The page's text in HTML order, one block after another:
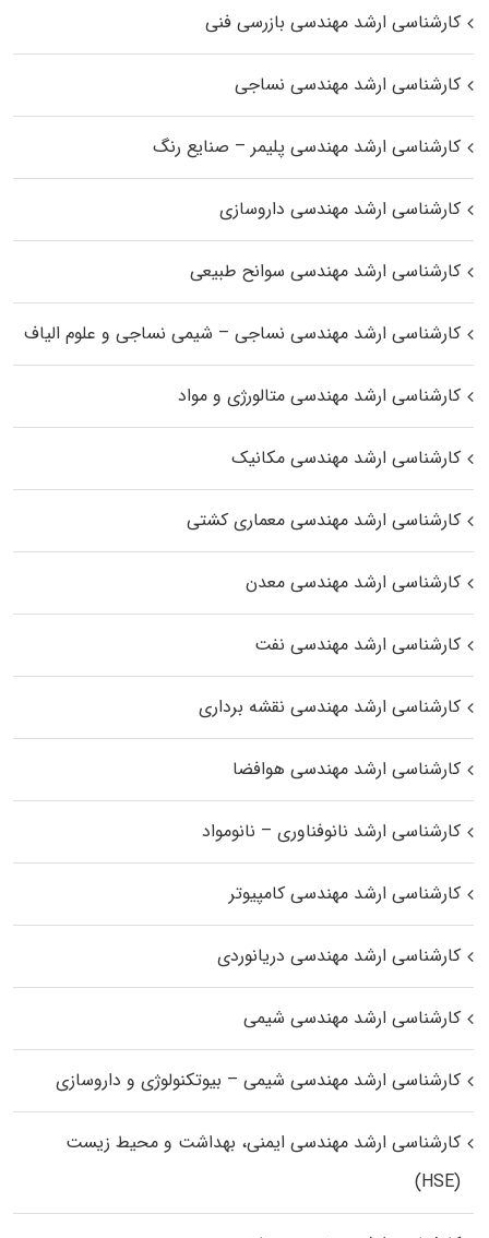
کارشناسی ارشد مهندسی بازرسی فنی
کارشناسی ارشد مهندسی نساجی
کارشناسی ارشد مهندسی پلیمر – صنایع رنگ
کارشناسی ارشد مهندسی داروسازی
کارشناسی ارشد مهندسی سوانح طبیعی
کارشناسی ارشد مهندسی نساجی – شیمی نساجی و علوم الیاف
کارشناسی ارشد مهندسی متالورژی و مواد
کارشناسی ارشد مهندسی مکانیک
کارشناسی ارشد مهندسی معماری کشتی
کارشناسی ارشد مهندسی معدن
کارشناسی ارشد مهندسی نفت
کارشناسی ارشد مهندسی نقشه برداری
کارشناسی ارشد مهندسی هوافضا
کارشناسی ارشد نانوفناوری – نانومواد
کارشناسی ارشد مهندسی کامپیوتر
کارشناسی ارشد مهندسی دریانوردی
کارشناسی ارشد مهندسی شیمی
کارشناسی ارشد مهندسی شیمی – بیوتکنولوژی و داروسازی
کارشناسی ارشد مهندسی ایمنی، بهداشت و محیط زیست
(HSE)